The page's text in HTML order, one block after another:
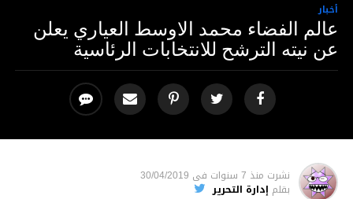
أخبار
عالم الفضاء محمد الاوسط العياري يعلن
عن نيته الترشح للانتخابات الرئاسية
نشرت منذ 7 سنوات فى 30/04/2019
بقلم إدارة التحرير